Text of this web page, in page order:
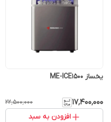
یخساز ME-ICE1500
۱۷٬۴۰۰٬۰۰۰ ۲۲٬۵۰۰٬۰۰۰
افزودن به سبد